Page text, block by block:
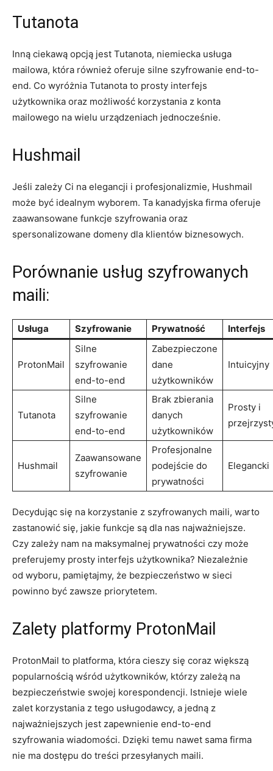
Tutanota
Inną ciekawą opcją jest Tutanota, niemiecka usługa
mailowa, która również oferuje silne szyfrowanie end-to-
end. Co wyróżnia Tutanota to prosty interfejs
użytkownika oraz możliwość korzystania z konta
mailowego na wielu urządzeniach jednocześnie.
Hushmail
Jeśli zależy Ci na elegancji i profesjonalizmie, Hushmail
może być idealnym wyborem. Ta kanadyjska firma oferuje
zaawansowane funkcje szyfrowania oraz
spersonalizowane domeny dla klientów biznesowych.
Porównanie usług szyfrowanych
maili:
Usługa Szyfrowanie Prywatność Interfejs
ProtonMail
Silne
szyfrowanie
end-to-end
Zabezpieczone
dane
użytkowników
Intuicyjny
Tutanota
Silne
szyfrowanie
end-to-end
Brak zbierania
danych
użytkowników
Prosty i
Hushmail
Zaawansowane
szyfrowanie
Profesjonalne
podejście do
prywatności
Elegancki
Decydując się na korzystanie z szyfrowanych maili, warto
zastanowić się, jakie funkcje są dla nas najważniejsze.
Czy zależy nam na maksymalnej prywatności czy może
preferujemy prosty interfejs użytkownika? Niezależnie
od wyboru, pamiętajmy, że bezpieczeństwo w sieci
powinno być zawsze priorytetem.
Zalety platformy ProtonMail
ProtonMail to platforma, która cieszy się coraz większą
popularnością wśród użytkowników, którzy zależą na
bezpieczeństwie swojej korespondencji. Istnieje wiele
zalet korzystania z tego usługodawcy, a jedną z
najważniejszych jest zapewnienie end-to-end
szyfrowania wiadomości. Dzięki temu nawet sama firma
nie ma dostępu do treści przesyłanych maili.